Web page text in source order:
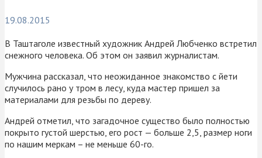
19.08.2015
В Таштаголе известный художник Андрей Любченко встретил
снежного человека. Об этом он заявил журналистам.
Мужчина рассказал, что неожиданное знакомство с йети
случилось рано у тром в лесу, куда мастер пришел за
материалами для резьбы по дереву.
Андрей отметил, что загадочное существо было полностью
покрыто густой шерстью, его рост — больше 2,5, размер ноги
по нашим меркам – не меньше 60-го.